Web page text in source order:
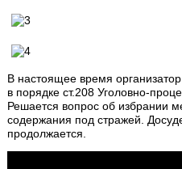
В настоящее время
в порядке ст.208 Уголовно-
Решается вопрос об избрании
содержания под стражей.
продолжается.